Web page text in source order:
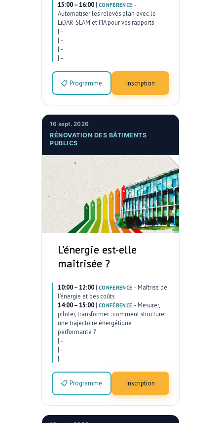
15:00 – 16:00 | CONFÉRENCE –
Automatiser les relevés plan avec le
LiDAR-SLAM et l’IA pour vos rapports
| –
| –
| –
| –
📋 Programme Inscription
16 sept. 2026
RÉNOVATION DES BÂTIMENTS
PUBLICS
L’énergie est-elle
maîtrisée ?
10:00 – 12:00 | CONFÉRENCE – Maîtrise de
l’énergie et des coûts
14:00 – 15:00 | CONFÉRENCE – Mesurer,
piloter, transformer : comment structurer
une trajectoire énergétique
performante ?
| –
| –
| –
📋 Programme Inscription